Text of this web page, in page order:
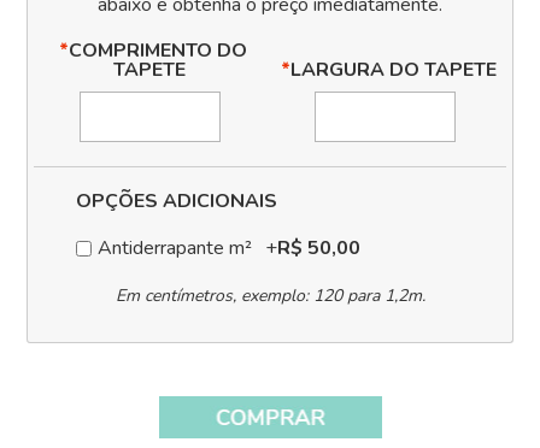
*COMPRIMENTO DO
TAPETE *LARGURA DO TAPETE
OPÇÕES ADICIONAIS
Antiderrapante m² +R$ 50,00